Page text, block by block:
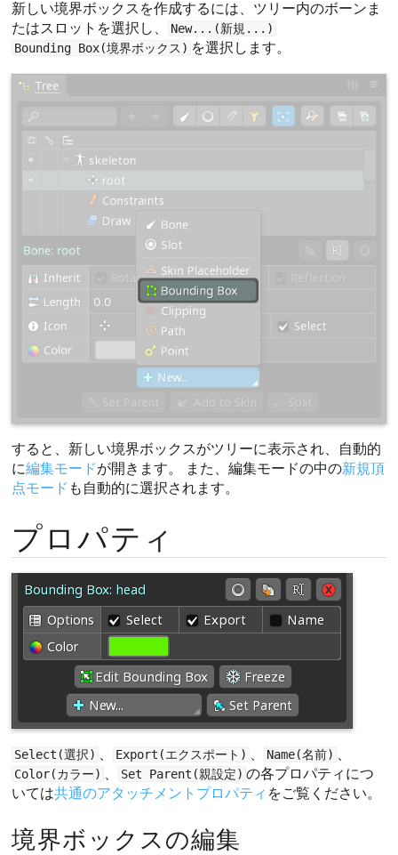
新しい境界ボックスを作成するには、ツリー内のボーンま
たはスロットを選択し、
New...(新規...)
Bounding Box(境界ボックス) を選択します。
すると、新しい境界ボックスがツリーに表示され、自動的
に編集モードが開きます。 また、編集モードの中の新規頂
点モード も自動的に選択されます。
プロパティ
Select(選択) Export(エクスポート) Name(名前)
Color(カラー) Set Parent(親設定) の各プロパティにつ
いては共通のアタッチメントプロパティ をご覧ください。
境界ボックスの編集